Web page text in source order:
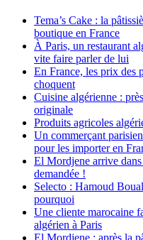
Tema’s Cake : la
boutique en France
À Paris, un restaurant
vite faire parler de lui
En France, les prix des
choquent
Cuisine algérienne :
originale
Produits agricoles
Un commerçant
pour les importer en
El Mordjene arrive
demandée !
Selecto : Hamoud
pourquoi
Une cliente marocaine
algérien à Paris
El Mordjene : après la